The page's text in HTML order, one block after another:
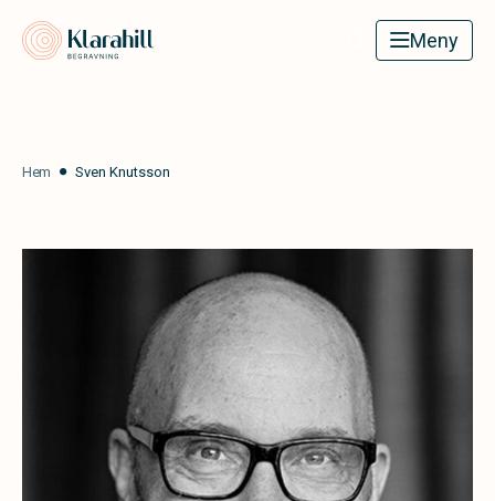
Meny
Hem Sven Knutsson